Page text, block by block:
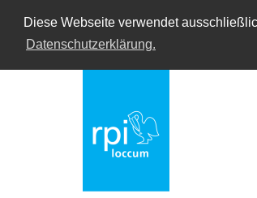
Diese Webseite verwendet
Datenschutzerklärung.